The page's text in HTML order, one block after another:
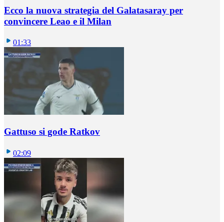
Ecco la nuova strategia del Galatasaray per
convincere Leao e il Milan
01:33
Gattuso si gode Ratkov
02:09